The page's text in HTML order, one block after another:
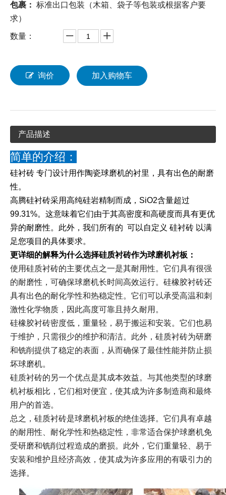
包裹： 标准出口包装（木箱、袋子等包装或根据客户要
求）
数量：
询价 加入购物车
产品描述
简单的介绍：
硅衬砖 专门设计用作陶瓷球磨机的衬里，具有出色的耐磨
性。
高腾硅衬砖采用高纯硅岩精制而成，SiO2含量超过
99.31%。这意味着它们由于其高密度和高硬度而具有更优
异的耐磨性。此外，我们所有的 可以自定义 硅衬砖 以满
足您项目的具体要求。
更详细的解释为什么选择硅质衬砖作为球磨机衬板：
使用硅质衬砖的主要优点之一是其耐用性。它们具有很强
的耐磨性，可确保球磨机长时间高效运行。硅橡胶衬砖还
具有出色的耐化学性和热稳定性。它们可以承受高温和刺
激性化学物质，因此高度可靠且持久耐用。
硅橡胶衬砖密度低，重量轻，易于搬运和安装。它们也易
于维护，只需很少的维护和清洁。此外，硅质衬砖为研磨
和铣削提供了稳定的表面，从而确保了最佳性能并防止损
坏球磨机。
硅质衬砖的另一个优点是其成本效益。与其他类型的球磨
机衬板相比，它们相对便宜，使其成为许多制造商和最终
用户的首选。
总之，硅质衬砖是球磨机衬板的绝佳选择。它们具有卓越
的耐用性、耐化学性和热稳定性，非常适合保护球磨机免
受研磨和铣削过程造成的磨损。此外，它们重量轻、易于
安装和维护且经济高效，使其成为许多应用的有吸引力的
选择。